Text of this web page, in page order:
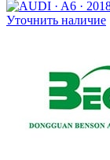
Уточнить наличие